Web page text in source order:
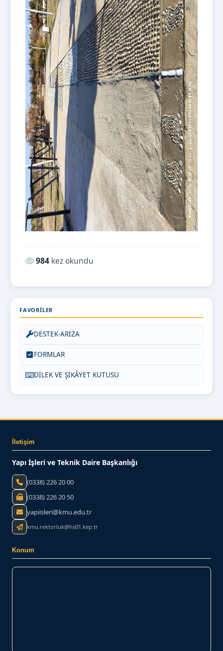
Okunma sayısı:
984 kez okundu
FAVORILER
DESTEK-ARIZA
FORMLAR
DİLEK VE ŞİKÂYET KUTUSU
İletişim
Yapı İşleri ve Teknik Daire Başkanlığı
(0338) 226 20 00
(0338) 226 20 50
yapiisleri@kmu.edu.tr
kmu.rektorluk@hs01.kep.tr
Konum